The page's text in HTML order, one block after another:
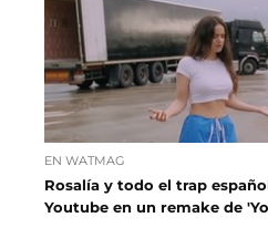
EN WATMAG
Rosalía y todo el trap
Youtube en un remake de